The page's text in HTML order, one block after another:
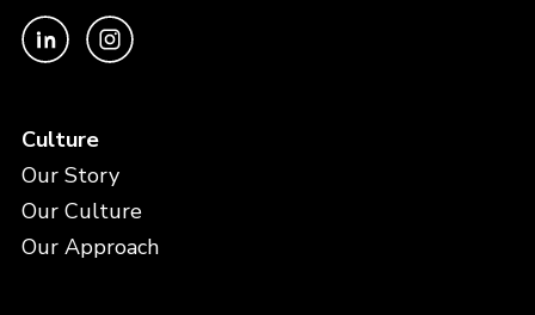
Culture
Our Story
Our Culture
Our Approach